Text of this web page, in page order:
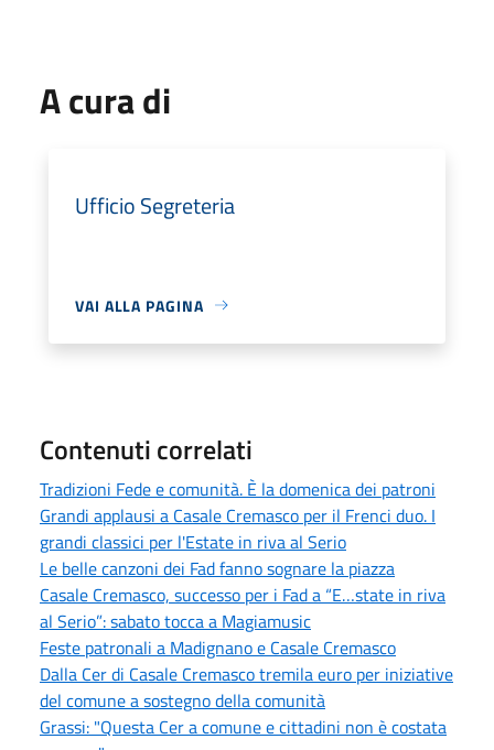
A cura di
Ufficio Segreteria
VAI ALLA PAGINA
Contenuti correlati
Tradizioni Fede e comunità. È la domenica dei patroni
Grandi applausi a Casale Cremasco per il Frenci duo. I
grandi classici per l'Estate in riva al Serio
Le belle canzoni dei Fad fanno sognare la piazza
Casale Cremasco, successo per i Fad a “E…state in riva
al Serio”: sabato tocca a Magiamusic
Feste patronali a Madignano e Casale Cremasco
Dalla Cer di Casale Cremasco tremila euro per iniziative
del comune a sostegno della comunità
Grassi: "Questa Cer a comune e cittadini non è costata